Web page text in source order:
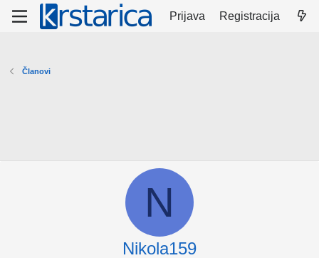
Prijava Registracija
Članovi
N
Nikola159